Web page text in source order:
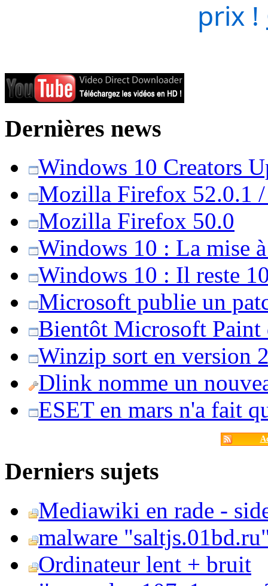
prix !
Dernières news
Windows 10 Creators
Mozilla Firefox 52.0.1
Mozilla Firefox 50.0
Windows 10 : La mise
Windows 10 : Il reste
Microsoft publie un
Bientôt Microsoft Paint
Winzip sort en version
Dlink nomme un
ESET en mars n'a fait
Derniers sujets
Mediawiki en rade -
malware
Ordinateur lent + bruit